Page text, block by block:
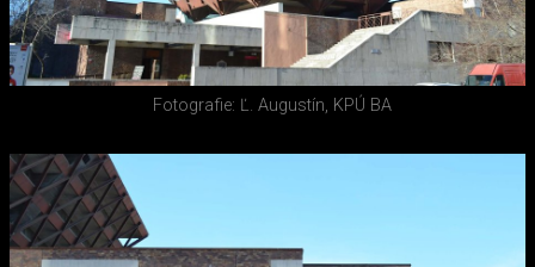
Fotografie: Ľ. Augustín, KPÚ BA